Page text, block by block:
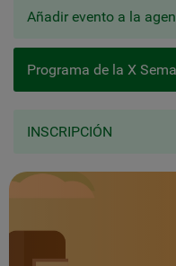
Añadir evento a la
Programa de la X
INSCRIPCIÓN